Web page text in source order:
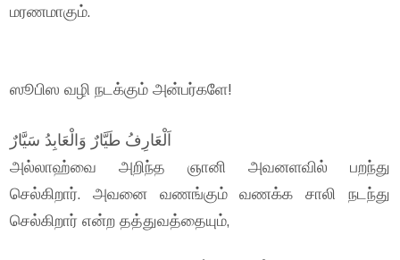
மரணமாகும்.
ஸூபிஸ வழி நடக்கும் அன்பர்களே!
اَلْعَارِفُ طَيَّارٌ وَالْعَابِدُ سَيَّارٌ
அல்லாஹ்வை அறிந்த ஞானி அவனளவில் பறந்து
செல்கிறார். அவனை வணங்கும் வணக்க சாலி நடந்து
செல்கிறார் என்ற தத்துவத்தையும்,